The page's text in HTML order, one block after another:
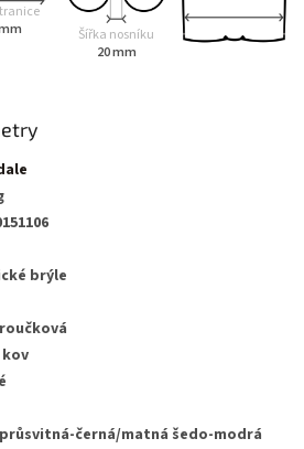
Šířka nosníku
20 mm
brýle
černá/matná šedo-modrá